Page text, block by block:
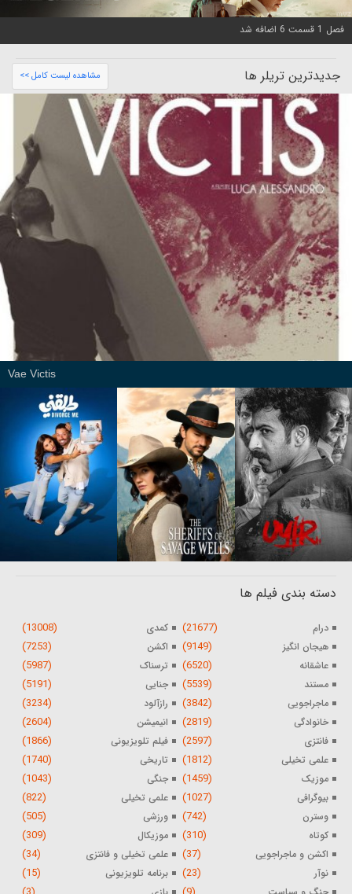
فصل 1 قسمت 6 اضافه شد
جدیدترین تریلر ها مشاهده لیست کامل >>
Vae Victis
دسته بندی فیلم ها
درام (21677) کمدی (13008)
هیجان انگیز (9149) اکشن (7253)
عاشقانه (6520) ترسناک (5987)
مستند (5539) جنایی (5191)
ماجراجویی (3842) رازآلود (3234)
خانوادگی (2819) انیمیشن (2604)
فانتزی (2597) فیلم تلویزیونی (1866)
علمی تخیلی (1812) تاریخی (1740)
موزیک (1459) جنگی (1043)
بیوگرافی (1027) علمی تخیلی (822)
وسترن (742) ورزشی (505)
کوتاه (310) موزیکال (309)
اکشن و ماجراجویی (37) علمی تخیلی و فانتزی (34)
نوآر (23) برنامه تلویزیونی (15)